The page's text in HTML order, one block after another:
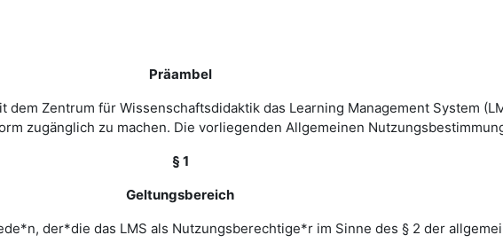
Präambel
Zentrum für Wissenschaftsdidaktik das Learning Management System
zugänglich zu machen. Die vorliegenden Allgemeinen
§ 1
Geltungsbereich
der*die das LMS als Nutzungsberechtige*r im Sinne des § 2 der